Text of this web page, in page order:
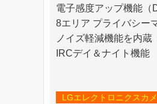
電子感度アップ機能（
8エリア プライバシー
ノイズ軽減機能を内蔵
IRCデイ＆ナイト機能
LGエレクトロニクスカ